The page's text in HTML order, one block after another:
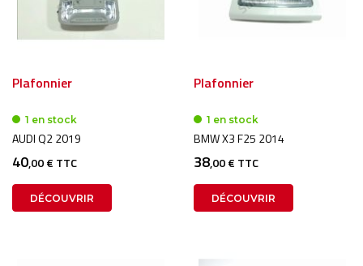
Plafonnier
1 en stock
AUDI Q2 2019
40,00 € TTC
DÉCOUVRIR
Plafonnier
1 en stock
BMW X3 F25 2014
38,00 € TTC
DÉCOUVRIR